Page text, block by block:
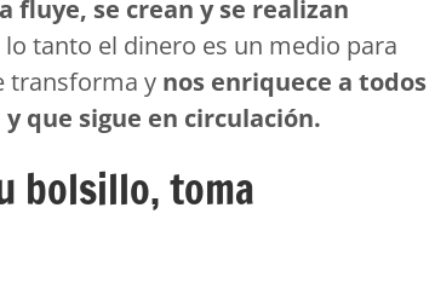
fluye, se crean y se realizan
tanto el dinero es un medio para
transforma y nos enriquece a todos
que sigue en circulación.
bolsillo, toma